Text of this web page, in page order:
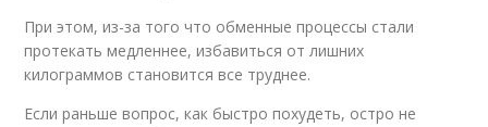
При этом, из-за того что обменные процессы стали
протекать медленнее, избавиться от лишних
килограммов становится все труднее.
Если раньше вопрос, как быстро похудеть, остро не